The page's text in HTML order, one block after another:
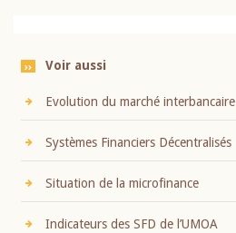
Voir aussi
Evolution du marché interbancaire
Systèmes Financiers Décentralisés
Situation de la microfinance
Indicateurs des SFD de l’UMOA